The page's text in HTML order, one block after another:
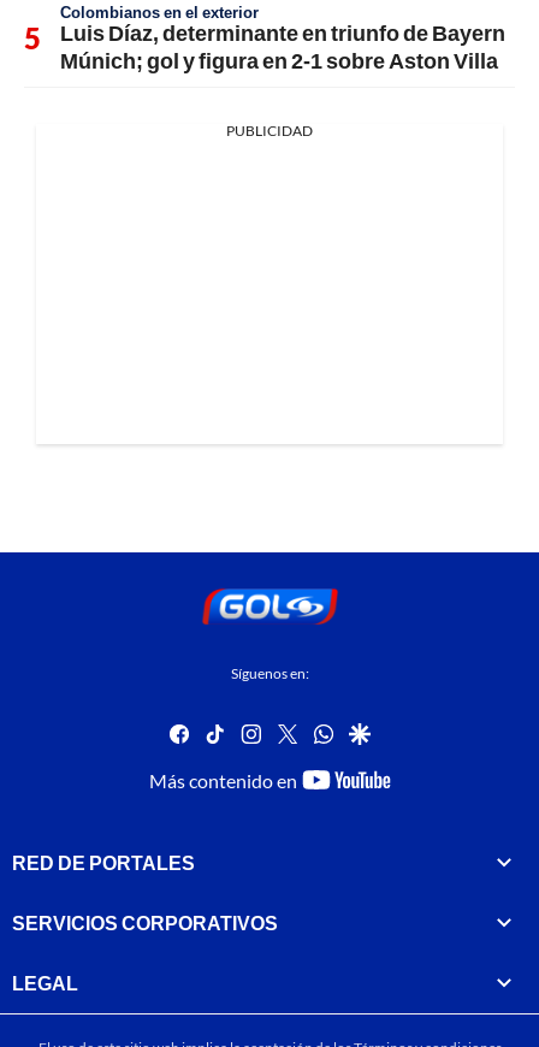
Colombianos en el exterior
Luis Díaz, determinante en triunfo de Bayern
Múnich; gol y figura en 2-1 sobre Aston Villa
PUBLICIDAD
Síguenos en:
facebook
tiktok instagram
twitterwhatsapp
google
Más contenido en
youtube-
RED DE PORTALES
SERVICIOS CORPORATIVOS
LEGAL